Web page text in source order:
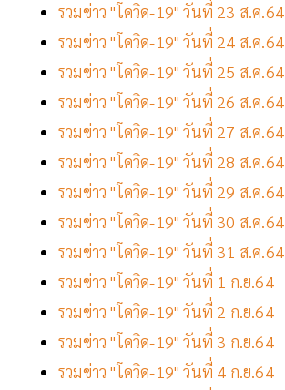
รวมข่าว "โควิด-19" วันที่ 23 ส.ค.64
รวมข่าว "โควิด-19" วันที่ 24 ส.ค.64
รวมข่าว "โควิด-19" วันที่ 25 ส.ค.64
รวมข่าว "โควิด-19" วันที่ 26 ส.ค.64
รวมข่าว "โควิด-19" วันที่ 27 ส.ค.64
รวมข่าว "โควิด-19" วันที่ 28 ส.ค.64
รวมข่าว "โควิด-19" วันที่ 29 ส.ค.64
รวมข่าว "โควิด-19" วันที่ 30 ส.ค.64
รวมข่าว "โควิด-19" วันที่ 31 ส.ค.64
รวมข่าว "โควิด-19" วันที่ 1 ก.ย.64
รวมข่าว "โควิด-19" วันที่ 2 ก.ย.64
รวมข่าว "โควิด-19" วันที่ 3 ก.ย.64
รวมข่าว "โควิด-19" วันที่ 4 ก.ย.64